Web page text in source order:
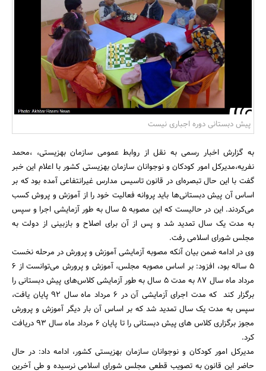
بانک، بیمه و سرمایه
مسکن و ساختمان
پیش دبستانی دوره اجباری نیست
به گزارش اخبار رسمی به نقل از روابط عمومی سازمان بهزیستی، ،محمد
نفریه،مدیرکل امور کودکان و نوجوانان سازمان بهزیستی کشور با اعلام این خبر
گفت با این حال تبصره‌ای در قانون تاسیس مدارس غیرانتفاعی آمده بود که بر
اساس آن پیش دبستانی‌ها باید پروانه فعالیت خود را از آموزش و پروش کسب
می‌کردند. این در حالیست که این مصوبه 5 سال به طور آزمایشی اجرا و سپس
به مدت یک سال تمدید شد و پس از آن برای اصلاح و بازبینی از دولت به
مجلس شورای اسلامی رفت.
وی در ادامه ضمن بیان آنکه مصوبه آزمایشی آموزش و پرورش در مرحله نخست
5 ساله بود، افزود: بر اساس مصوبه مجلس، آموزش و پرورش می‌توانست از 6
مرداد ماه سال 87 به مدت 5 سال به طور آزمایشی کلاس‌های پیش دبستانی را
برگزار کند که مدت اجرای آزمایشی آن در 6 مرداد ماه سال 92 پایان یافت،
سپس به مدت یک سال تمدید شد که بر اساس آن بار دیگر آموزش و پرورش
مجوز برگزاری کلاس های پیش دبستانی را تا پایان 6 مرداد ماه سال 93 دریافت
کرد.
مدیرکل امور کودکان و نوجوانان سازمان بهزیستی کشور، ادامه داد: در حال
حاضر این قانون به تصویب قطعی مجلس شورای اسلامی نرسیده و طی آخرین